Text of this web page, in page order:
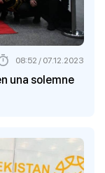
una solemne
08:52 / 07.12.2023